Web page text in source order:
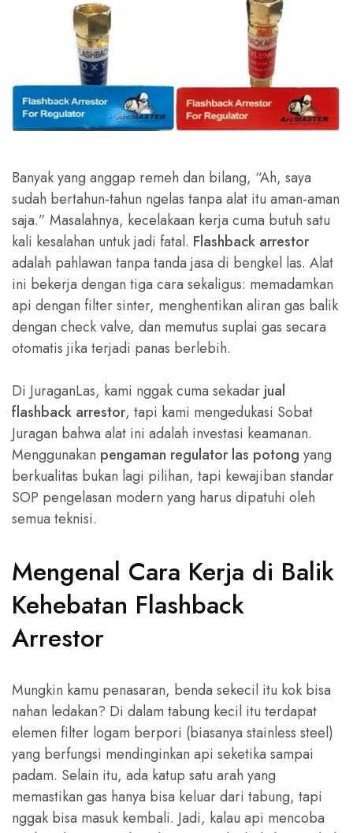
Banyak yang anggap remeh dan bilang, “Ah, saya
sudah bertahun-tahun ngelas tanpa alat itu aman-aman
saja.” Masalahnya, kecelakaan kerja cuma butuh satu
kali kesalahan untuk jadi fatal. Flashback arrestor
adalah pahlawan tanpa tanda jasa di bengkel las. Alat
ini bekerja dengan tiga cara sekaligus: memadamkan
api dengan filter sinter, menghentikan aliran gas balik
dengan check valve, dan memutus suplai gas secara
otomatis jika terjadi panas berlebih.
Di JuraganLas, kami nggak cuma sekadar jual
flashback arrestor, tapi kami mengedukasi Sobat
Juragan bahwa alat ini adalah investasi keamanan.
Menggunakan pengaman regulator las potong yang
berkualitas bukan lagi pilihan, tapi kewajiban standar
SOP pengelasan modern yang harus dipatuhi oleh
semua teknisi.
Mengenal Cara Kerja di Balik
Kehebatan Flashback
Arrestor
Mungkin kamu penasaran, benda sekecil itu kok bisa
nahan ledakan? Di dalam tabung kecil itu terdapat
elemen filter logam berpori (biasanya stainless steel)
yang berfungsi mendinginkan api seketika sampai
padam. Selain itu, ada katup satu arah yang
memastikan gas hanya bisa keluar dari tabung, tapi
nggak bisa masuk kembali. Jadi, kalau api mencoba